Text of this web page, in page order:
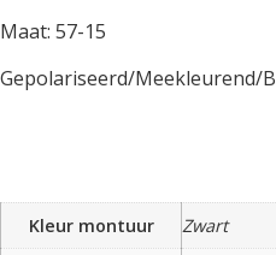
Maat: 57-15
Gepolariseerd/Meekleurend/
Kleur montuur
Zwart